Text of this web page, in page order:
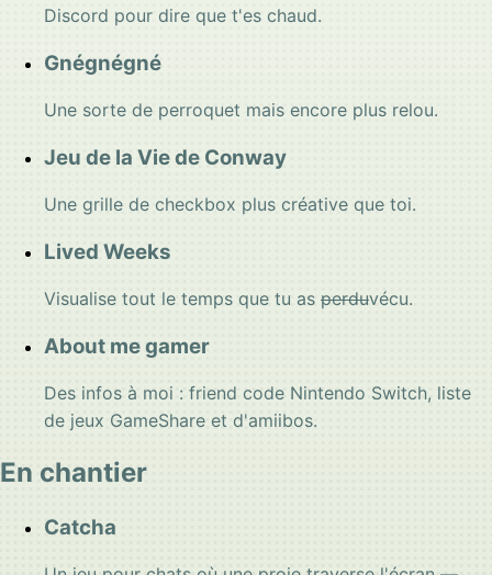
Discord pour dire que t'es chaud.
Gnégnégné
Une sorte de perroquet mais encore plus relou.
Jeu de la Vie de Conway
Une grille de checkbox plus créative que toi.
Lived Weeks
Visualise tout le temps que tu as perduvécu.
About me gamer
Des infos à moi : friend code Nintendo Switch, liste
de jeux GameShare et d'amiibos.
En chantier
Catcha